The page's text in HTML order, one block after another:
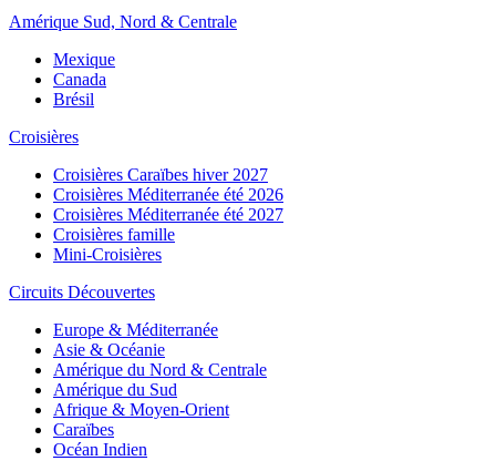
Amérique Sud, Nord & Centrale
Mexique
Canada
Brésil
Croisières
Croisières Caraïbes hiver 2027
Croisières Méditerranée été 2026
Croisières Méditerranée été 2027
Croisières famille
Mini-Croisières
Circuits Découvertes
Europe & Méditerranée
Asie & Océanie
Amérique du Nord & Centrale
Amérique du Sud
Afrique & Moyen-Orient
Caraïbes
Océan Indien